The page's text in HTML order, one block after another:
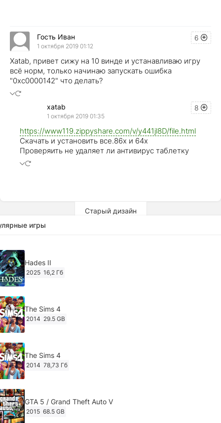
6
Гость Иван
1 октября 2019 01:12
Xatab, привет сижу на 10 винде и устанавливаю игру
всё норм, только начинаю запускать ошибка
"0xc0000142" что делать?
8
xatab
1 октября 2019 01:35
https://www119.zippyshare.com/v/y441jl8D/file.html
Скачать и установить все.86х и 64х
Проверяить не удаляет ли антивирус таблетку
Старый дизайн
игры
Hades II
2025 16,2 Гб
The Sims 4
2014 29.5 GB
The Sims 4
2014 78,73 Гб
GTA 5 / Grand Theft Auto V
2015 68.5 GB